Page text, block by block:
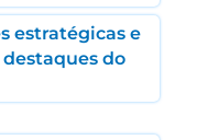
estratégicas e
do